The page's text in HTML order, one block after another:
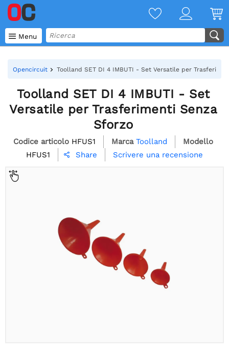
 Menu
Opencircuit Toolland SET DI 4 IMBUTI - Set Versatile per
Toolland SET DI 4 IMBUTI - Set
Versatile per Trasferimenti Senza
Sforzo
Codice articolo HFUS1 Marca Toolland
Modello
HFUS1
 Share Scrivere una recensione